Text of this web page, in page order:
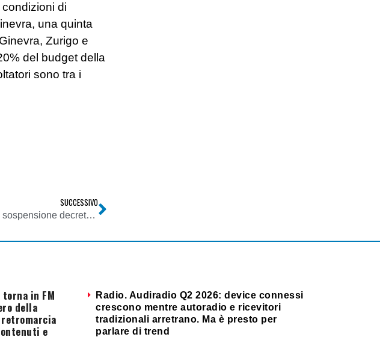
di
una quinta
Zurigo e
del budget della
sono tra i
SUCCESSIVO
DTT, dividendo esterno (61/69 UHF), sospensione decreto da parte di TAR Lazio. FRT: se non c’è dialogo il rischio ricorsi aumenta sempre di più
torna in FM
della
e
Radio. Audiradio Q2 2026: device connessi
crescono mentre autoradio e ricevitori
tradizionali arretrano. Ma è presto per
parlare di trend